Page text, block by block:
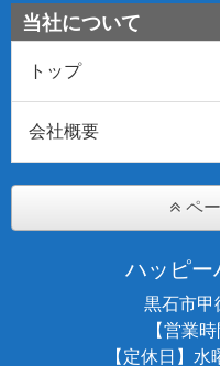
当社について
トップ
会社概要
ペ
ハッピー
黒石市甲
【営業
【定休日】